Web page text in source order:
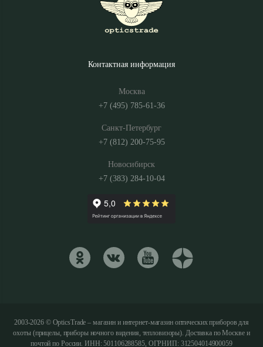
Контактная информация
Москва
+7 (495) 785-61-36
Санкт-Петербург
+7 (812) 200-75-95
Новосибирск
+7 (383) 284-10-04
2003-2026 © OpticsTrade – магазин и интернет-магазин оптических приборов для
охоты (прицелы, приборы ночного видения, тепловизоры). Доставка по Москве и
почтой по России. ИНН: 501106288585, ОГРНИП: 312504014900059